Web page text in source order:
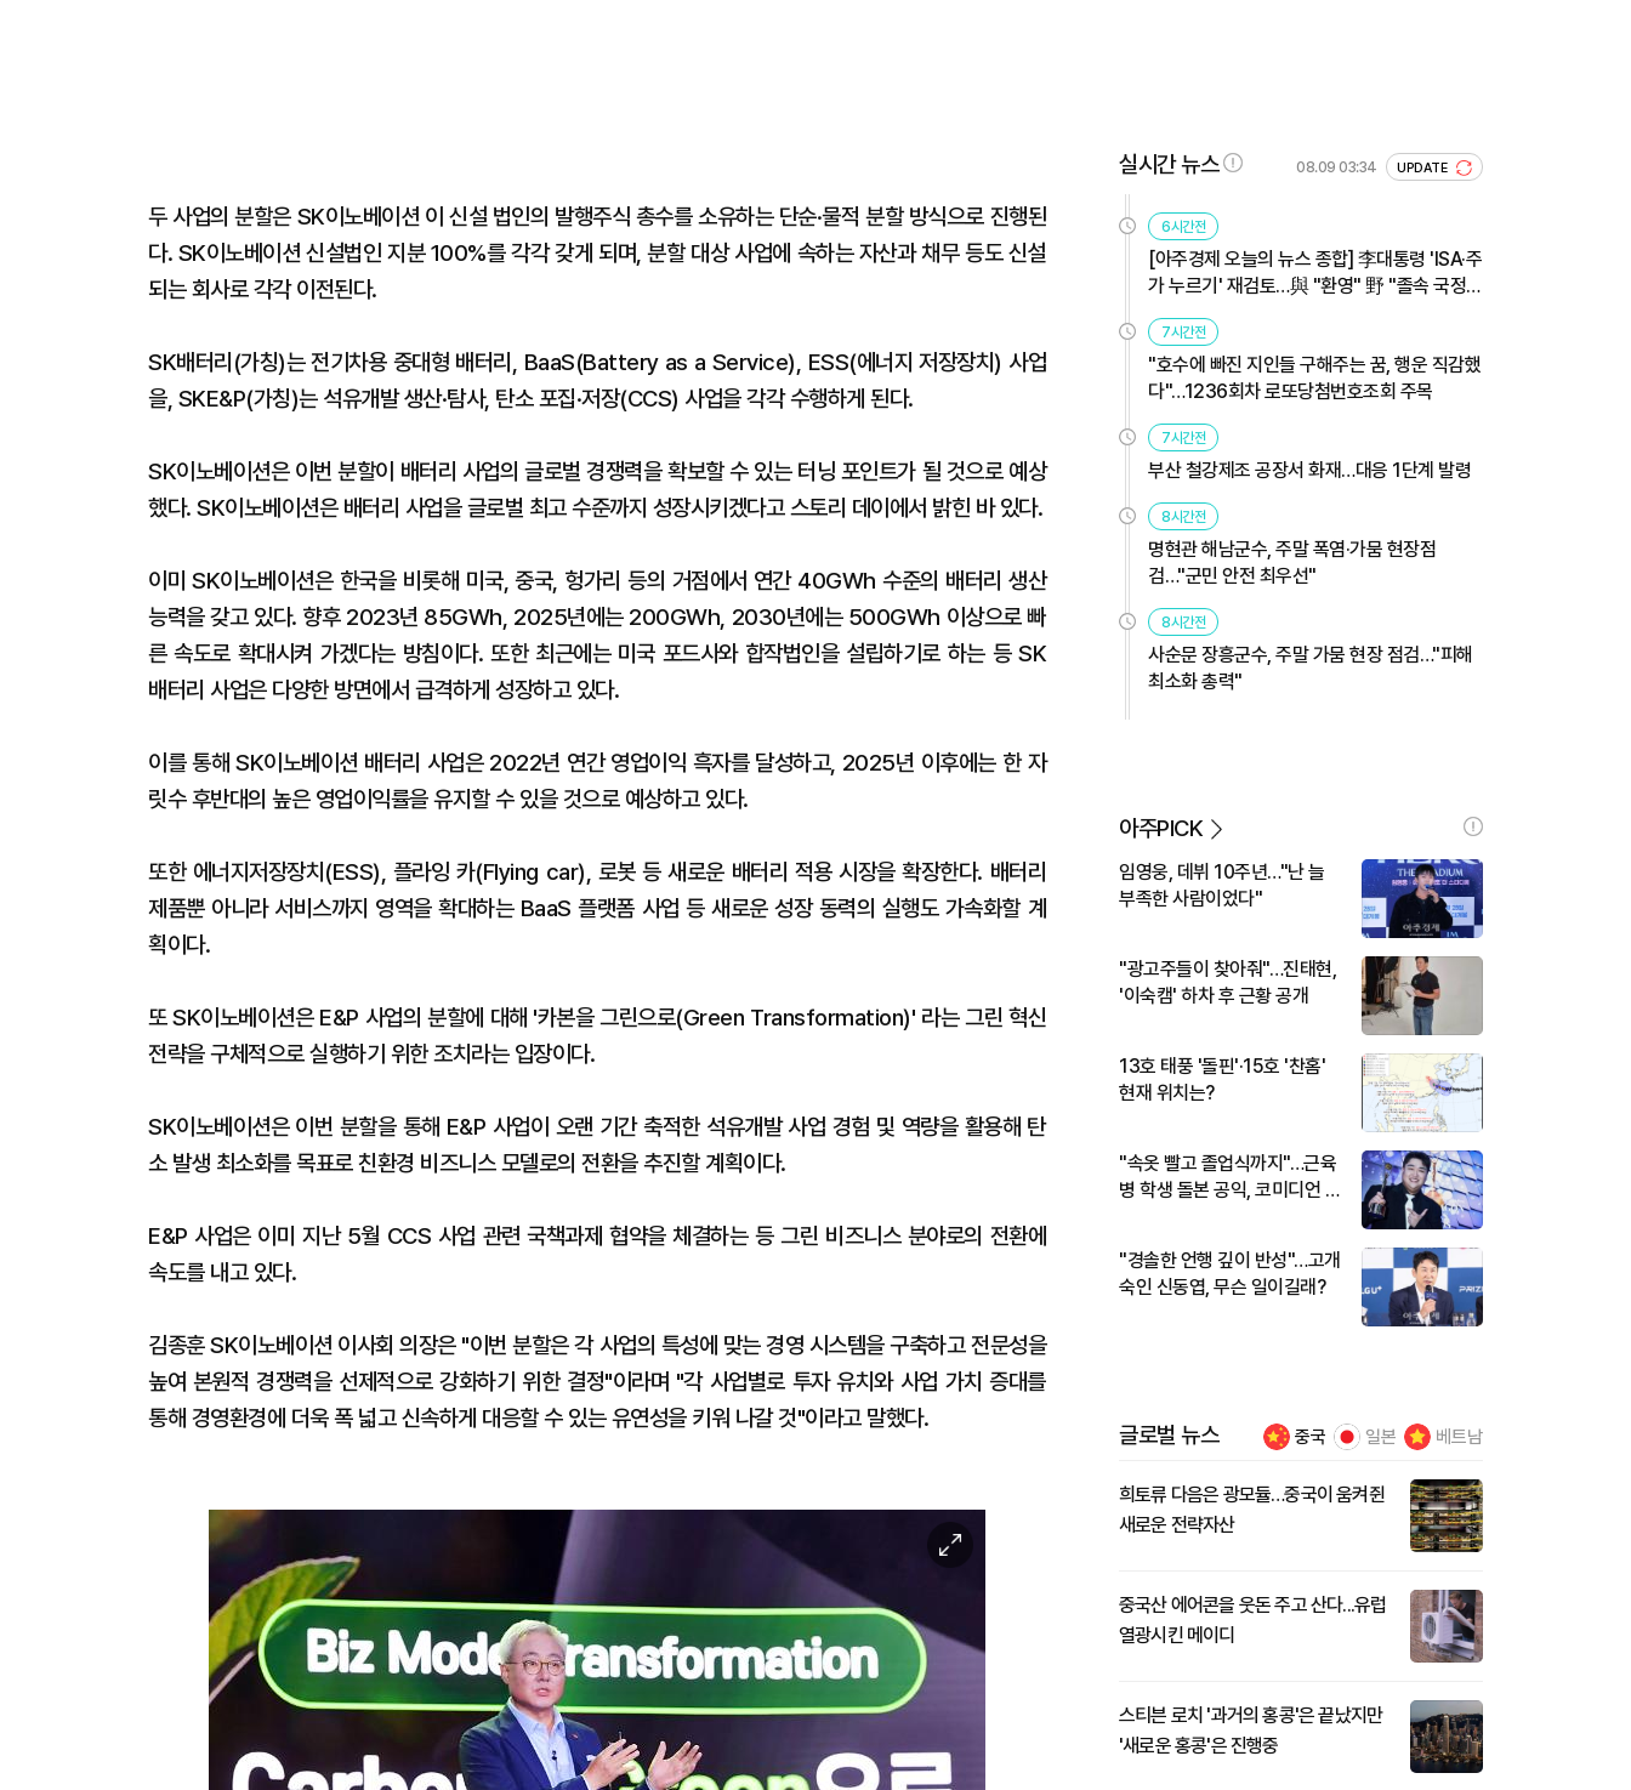
두 사업의 분할은 SK이노베이션 이 신설 법인의 발행주식 총수를 소유하는 단순·물적 분할 방식으로 진행된
다. SK이노베이션 신설법인 지분 100%를 각각 갖게 되며, 분할 대상 사업에 속하는 자산과 채무 등도 신설
되는 회사로 각각 이전된다.
SK배터리(가칭)는 전기차용 중대형 배터리, BaaS(Battery as a Service), ESS(에너지 저장장치) 사업
을, SKE&P(가칭)는 석유개발 생산·탐사, 탄소 포집·저장(CCS) 사업을 각각 수행하게 된다.
SK이노베이션은 이번 분할이 배터리 사업의 글로벌 경쟁력을 확보할 수 있는 터닝 포인트가 될 것으로 예상
했다. SK이노베이션은 배터리 사업을 글로벌 최고 수준까지 성장시키겠다고 스토리 데이에서 밝힌 바 있다.
이미 SK이노베이션은 한국을 비롯해 미국, 중국, 헝가리 등의 거점에서 연간 40GWh 수준의 배터리 생산
능력을 갖고 있다. 향후 2023년 85GWh, 2025년에는 200GWh, 2030년에는 500GWh 이상으로 빠
른 속도로 확대시켜 가겠다는 방침이다. 또한 최근에는 미국 포드사와 합작법인을 설립하기로 하는 등 SK
배터리 사업은 다양한 방면에서 급격하게 성장하고 있다.
이를 통해 SK이노베이션 배터리 사업은 2022년 연간 영업이익 흑자를 달성하고, 2025년 이후에는 한 자
릿수 후반대의 높은 영업이익률을 유지할 수 있을 것으로 예상하고 있다.
또한 에너지저장장치(ESS), 플라잉 카(Flying car), 로봇 등 새로운 배터리 적용 시장을 확장한다. 배터리
제품뿐 아니라 서비스까지 영역을 확대하는 BaaS 플랫폼 사업 등 새로운 성장 동력의 실행도 가속화할 계
획이다.
또 SK이노베이션은 E&P 사업의 분할에 대해 '카본을 그린으로(Green Transformation)' 라는 그린 혁신
전략을 구체적으로 실행하기 위한 조치라는 입장이다.
SK이노베이션은 이번 분할을 통해 E&P 사업이 오랜 기간 축적한 석유개발 사업 경험 및 역량을 활용해 탄
소 발생 최소화를 목표로 친환경 비즈니스 모델로의 전환을 추진할 계획이다.
E&P 사업은 이미 지난 5월 CCS 사업 관련 국책과제 협약을 체결하는 등 그린 비즈니스 분야로의 전환에
속도를 내고 있다.
김종훈 SK이노베이션 이사회 의장은 "이번 분할은 각 사업의 특성에 맞는 경영 시스템을 구축하고 전문성을
높여 본원적 경쟁력을 선제적으로 강화하기 위한 결정"이라며 "각 사업별로 투자 유치와 사업 가치 증대를
통해 경영환경에 더욱 폭 넓고 신속하게 대응할 수 있는 유연성을 키워 나갈 것"이라고 말했다.
이
확
대
실시간 뉴스 08.09 03:34 UPDATE
6시간전
[아주경제 오늘의 뉴스 종합] 李대통령 'ISA·주
가 누르기' 재검토…與 "환영" 野 "졸속 국정"
外
7시간전
"호수에 빠진 지인들 구해주는 꿈, 행운 직감했
다"…1236회차 로또당첨번호조회 주목
7시간전
부산 철강제조 공장서 화재…대응 1단계 발령
8시간전
명현관 해남군수, 주말 폭염·가뭄 현장점
검…"군민 안전 최우선"
8시간전
사순문 장흥군수, 주말 가뭄 현장 점검…"피해
최소화 총력"
아주PICK
임영웅, 데뷔 10주년…"난 늘
부족한 사람이었다"
"광고주들이 찾아줘"…진태현,
'이숙캠' 하차 후 근황 공개
13호 태풍 '돌핀'·15호 '찬홈'
현재 위치는?
"속옷 빨고 졸업식까지"…근육
병 학생 돌본 공익, 코미디언 김
"경솔한 언행 깊이 반성"…고개
숙인 신동엽, 무슨 일이길래?
글로벌 뉴스 중국 일본 베트남
희토류 다음은 광모듈…중국이 움켜쥔
새로운 전략자산
중국산 에어콘을 웃돈 주고 산다...유럽
열광시킨 메이디
스티븐 로치 '과거의 홍콩'은 끝났지만
'새로운 홍콩'은 진행중